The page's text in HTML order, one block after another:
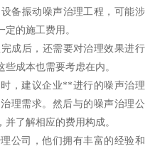
备振动噪声治理工程，可能涉
的施工费用。
成后，还需要对治理效果进行
成本也需要考虑在内。
，建议企业**进行的噪声治理
理需求。然后与的噪声治理公
了解相应的费用构成。
公司，他们拥有丰富的经验和